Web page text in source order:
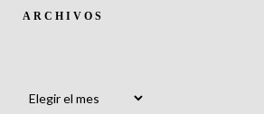
ARCHIVOS